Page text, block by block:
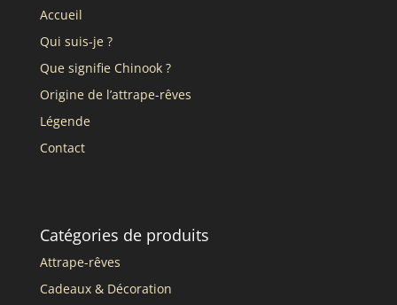
Accueil
Qui suis-je ?
Que signifie Chinook ?
Origine de l’attrape-rêves
Légende
Contact
Catégories de produits
Attrape-rêves
Cadeaux & Décoration